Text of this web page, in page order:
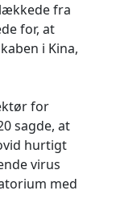
fra
for, at
i Kina,
for
sagde, at
hurtigt
virus
med